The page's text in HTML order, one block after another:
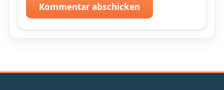
Kommentar abschicken